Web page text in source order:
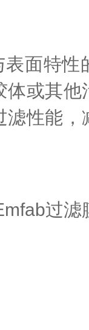
面特性
体或其
滤性能